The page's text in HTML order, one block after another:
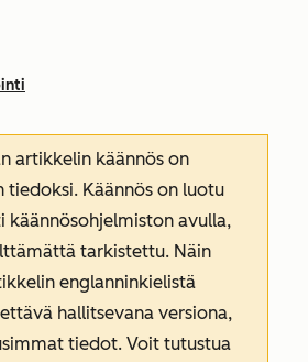
artikkelin käännös on
Käännös on luotu
käännösohjelmiston avulla,
tarkistettu. Näin
englanninkielistä
hallitsevana versiona,
tiedot. Voit tutustua